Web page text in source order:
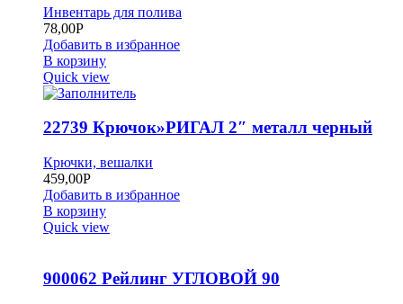
Инвентарь для полива
78,00Р
Добавить в избранное
В корзину
Quick view
22739 Крючок»РИГАЛ 2″ металл черный
Крючки, вешалки
459,00Р
Добавить в избранное
В корзину
Quick view
900062 Рейлинг УГЛОВОЙ 90